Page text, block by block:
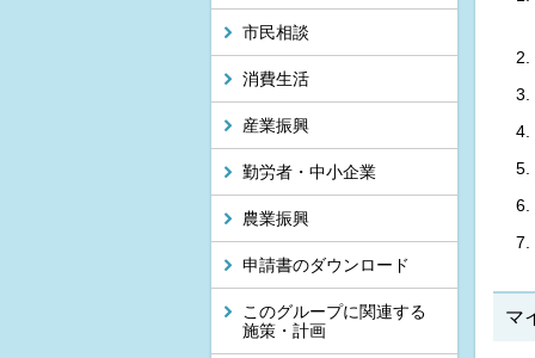
市民相談
消費生活
産業振興
勤労者・中小企業
農業振興
申請書のダウンロード
このグループに関連する
施策・計画
マ